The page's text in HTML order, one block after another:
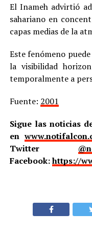
El Inameh advirtió
sahariano en
capas medias de la
Este fenómeno
la visibilidad
temporalmente a
Fuente: 2001
Sigue las noticias
en
Twitter
Facebook:https://